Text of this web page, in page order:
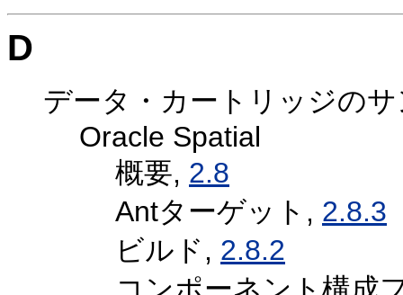
D
データ・カートリッジの
Oracle Spatial
概要, 2.8
Antターゲット, 2.8.3
ビルド, 2.8.2
コンポーネント構成